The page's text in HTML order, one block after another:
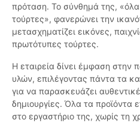
πρόταση. Το σύνθημά της,
τούρτες», φανερώνει την
μετασχηματίζει εικόνες,
πρωτότυπες τούρτες.
Η εταιρεία δίνει έμφαση στην
υλών, επιλέγοντας πάντα τα
για να παρασκευάζει
δημιουργίες. Όλα τα προϊόντα
στο εργαστήριο της, χωρίς τη